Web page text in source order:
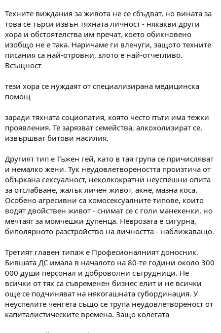
Техните виждания за живота не се сбъдват, но вината за
това се търси извън тяхната личност - някакви други
хора и обстоятелства им пречат, което обикновено
изобщо не е така. Наричаме ги влечуги, защото техните
писания са най-отровни, злото е най-отчетливо.
Всъщност
тези хора се нуждаят от специализирана медицинска
помощ
заради тяхната социопатия, която често пъти има тежки
проявления. Те зарязват семейства, алкохолизират се,
извършват битови насилия.
Другият тип е Тъжен гей, като в тая група се причисляват
и немалко жени. Тук неудовлетвореността произтича от
объркана сексуалност, неколкократни неуспешни опита
за отслабване, жалък личен живот, акне, мазна коса.
Особено агресивни са хомосексуалните типове, които
водят двойствен живот - снимат се с голи манекенки, но
мечтаят за момчешки дупенца. Неврозата е сигурна,
биполярното разстройство на личността - наближаващо.
Третият главен типаж е Професионалният доносник.
Бившата ДС имала в началото на 80-те години около 300
000 души персонал и доброволни сътрудници. Не
всички от тях са съвременен бизнес елит и не всички
още се подчиняват на някогашната субординация. У
неуспелите ченгета също се трупа неудовлетвореност от
капиталистическите времена. Защо колегата